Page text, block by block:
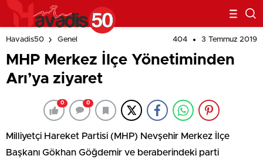
Havadis50 Genel 404 3 Temmuz 2019
MHP Merkez İlçe Yönetiminden
Arı’ya ziyaret
0 0
Milliyetçi Hareket Partisi (MHP) Nevşehir Merkez İlçe
Başkanı Gökhan Göğdemir ve beraberindeki parti